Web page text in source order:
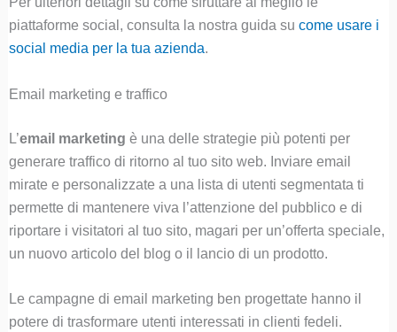
piattaforme social, consulta la nostra guida su come usare i
social media per la tua azienda.
Email marketing e traffico
L’email marketing è una delle strategie più potenti per
generare traffico di ritorno al tuo sito web. Inviare email
mirate e personalizzate a una lista di utenti segmentata ti
permette di mantenere viva l’attenzione del pubblico e di
riportare i visitatori al tuo sito, magari per un’offerta speciale,
un nuovo articolo del blog o il lancio di un prodotto.
Le campagne di email marketing ben progettate hanno il
potere di trasformare utenti interessati in clienti fedeli.